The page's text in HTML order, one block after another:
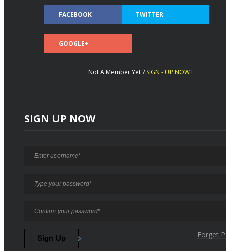
FACEBOOK TWITTER
GOOGLE+
Not A Member Yet ? SIGN - UP NOW !
SIGN UP NOW
Forget